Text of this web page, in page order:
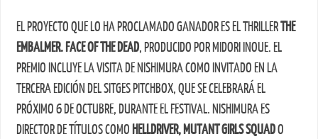
EL PROYECTO QUE LO HA PROCLAMADO GANADOR ES EL THRILLERTHE
EMBALMER. FACE OF THE DEAD, PRODUCIDO POR MIDORI INOUE. EL
PREMIO INCLUYE LA VISITA DE NISHIMURA COMO INVITADO EN LA
TERCERA EDICIÓN DEL SITGES PITCHBOX, QUE SE CELEBRARÁ EL
PRÓXIMO 6 DE OCTUBRE, DURANTE EL FESTIVAL. NISHIMURA ES
DIRECTOR DE TÍTULOS COMO HELLDRIVER, MUTANT GIRLS SQUADO